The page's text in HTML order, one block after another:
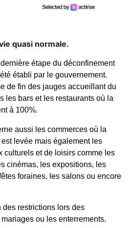
quasi normale.
étape du déconfinement
établi par le gouvernement.
de fin des jauges accueillant du
les bars et les restaurants où la
à 100%.
aussi les commerces où la
levée mais également les
culturels et de loisirs comme les
cinémas, les expositions, les
foraines, les salons ou encore
des restrictions lors des
ou les enterrements.